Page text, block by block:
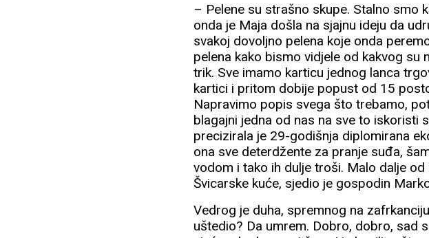
– Pelene su strašno skupe. Stalno smo
onda je Maja došla na sjajnu ideju da
svakoj dovoljno pelena koje onda
pelena kako bismo vidjele od kakvog su
trik. Sve imamo karticu jednog lanca
kartici i pritom dobije popust od 15
Napravimo popis svega što trebamo,
blagajni jedna od nas na sve to
precizirala je 29-godišnja diplomirana
ona sve deterdžente za pranje suđa,
vodom i tako ih dulje troši. Malo dalje
Švicarske kuće, sjedio je gospodin
Vedrog je duha, spremnog na
uštedio? Da umrem. Dobro, dobro, sad